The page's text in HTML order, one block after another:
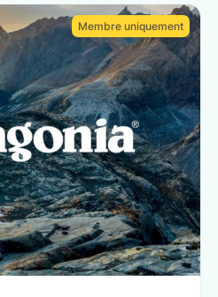
Membre uniquement